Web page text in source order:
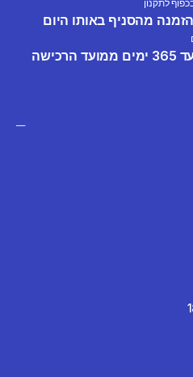
לתקנון
מהסניף באותו היום